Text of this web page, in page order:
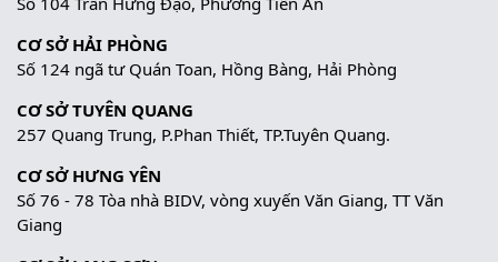
CƠ SỞ HẢI PHÒNG
Số 124 ngã tư Quán Toan, Hồng Bàng, Hải Phòng
CƠ SỞ TUYÊN QUANG
257 Quang Trung, P.Phan Thiết, TP.Tuyên Quang.
CƠ SỞ HƯNG YÊN
Số 76 - 78 Tòa nhà BIDV, vòng xuyến Văn Giang, TT Văn
Giang